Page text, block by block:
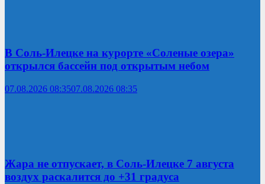
В Соль-Илецке на курорте «Соленые озера»
открылся бассейн под открытым небом
07.08.2026 08:3507.08.2026 08:35
Жара не отпускает, в Соль-Илецке 7 августа
воздух раскалится до +31 градуса